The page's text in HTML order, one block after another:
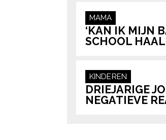
MAMA
‘KAN IK MIJN
SCHOOL
KINDEREN
DRIEJARIGE
NEGATIEVE